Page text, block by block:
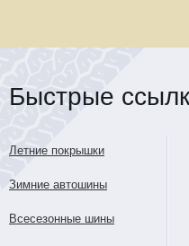
Быстрые
Летние покрышки
Зимние автошины
Всесезонные шины